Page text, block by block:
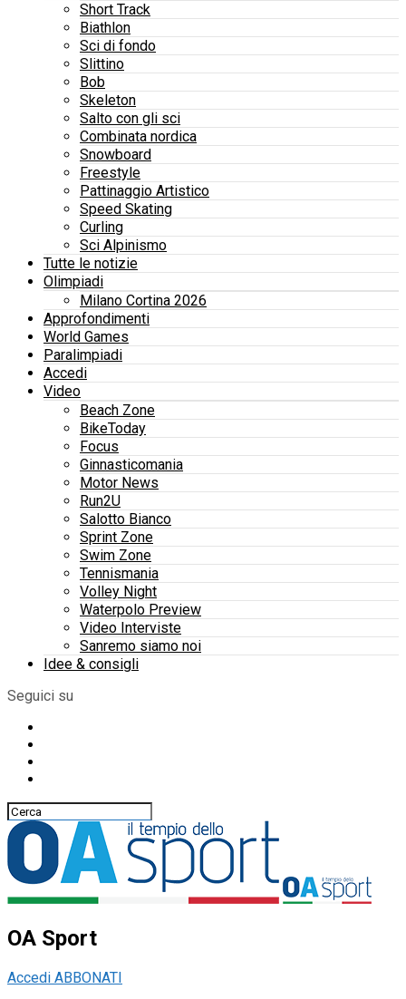
Short Track
Biathlon
Sci di fondo
Slittino
Bob
Skeleton
Salto con gli sci
Combinata nordica
Snowboard
Freestyle
Pattinaggio Artistico
Speed Skating
Curling
Sci Alpinismo
Tutte le notizie
Olimpiadi
Milano Cortina 2026
Approfondimenti
World Games
Paralimpiadi
Accedi
Video
Beach Zone
BikeToday
Focus
Ginnasticomania
Motor News
Run2U
Salotto Bianco
Sprint Zone
Swim Zone
Tennismania
Volley Night
Waterpolo Preview
Video Interviste
Sanremo siamo noi
Idee & consigli
Seguici su
OA Sport
Accedi ABBONATI